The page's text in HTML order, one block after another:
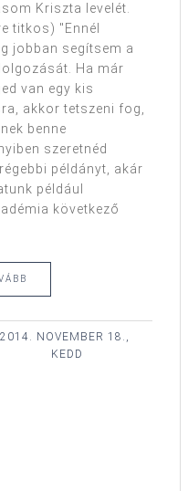
Kriszta levelét.
titkos) "Ennél
jobban segítsem a
Ha már
van egy kis
akkor tetszeni fog,
benne
szeretnéd
példányt, akár
például
következő
2014. NOVEMBER 18.,
KEDD